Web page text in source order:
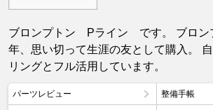
ブロンプトン Pライン です。 ブロン
年、思い切って生涯の友として購入。
リングとフル活用しています。
パーツレビュー 整備手帳